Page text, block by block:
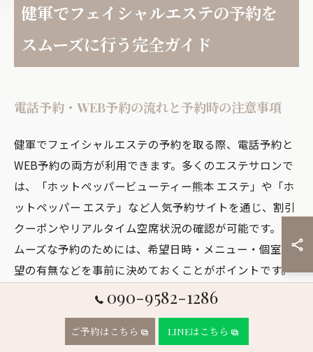
健軍でフェイシャルエステの予約を
スムーズに行う完全ガイド
電話予約・WEB予約の流れと予約時の注意事項
健軍でフェイシャルエステの予約を取る際、電話予約と
WEB予約の両方が利用できます。多くのエステサロンで
は、「ホットペッパービューティー熊本 エステ」や「ホ
ットペッパー エステ」など人気予約サイトを通じ、割引
クーポンやリアルタイム空席状況の確認が可能です。ス
ムーズな予約のためには、希望日時・メニュー・個室希
望の有無などを事前に決めておくことがポイントです。
電話予約の場合は、営業時間内に余裕をもって連絡し、
スタッフに希望のプラン、人数、特記事項（敏感肌・脱
毛併用・ブライダルメニューなど）をしっかり伝えま
090-9582-1286
ご予約はこちら LINEはこちら